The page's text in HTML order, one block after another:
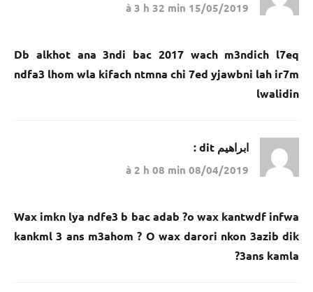
15/05/2019 à 3 h 32 min
Db alkhot ana 3ndi bac 2017 wach m3ndich l7eq
ndfa3 lhom wla kifach ntmna chi 7ed yjawbni lah ir7m
lwalidin
ابراهيم dit :
08/04/2019 à 2 h 08 min
Wax imkn lya ndfe3 b bac adab ?o wax kantwdf infwa
kankml 3 ans m3ahom ? O wax darori nkon 3azib dik
3ans kamla?